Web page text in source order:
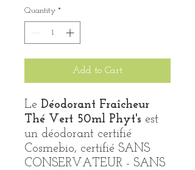
Quantity *
Add to Cart
Le Déodorant Fraîcheur
Thé Vert 50ml Phyt's est
un déodorant certifié
Cosmebio, certifié SANS
CONSERVATEUR - SANS